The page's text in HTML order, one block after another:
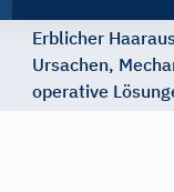
Erblicher
Ursachen,
operative